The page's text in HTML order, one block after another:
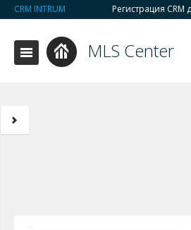
CRM INTRUM Регистрация CRM
MLS Center